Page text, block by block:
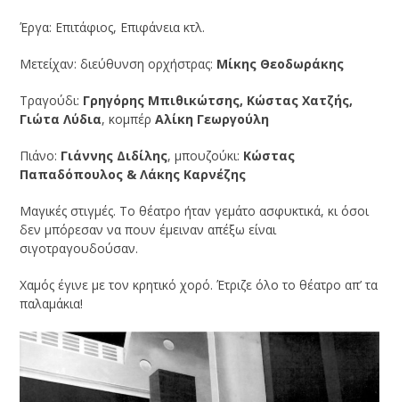
Έργα: Επιτάφιος, Επιφάνεια κτλ.
Μετείχαν: διεύθυνση ορχήστρας: Μίκης Θεοδωράκης
Τραγούδι: Γρηγόρης Μπιθικώτσης, Κώστας Χατζής,
Γιώτα Λύδια, κομπέρΑλίκη Γεωργούλη
Πιάνο: Γιάννης Διδίλης, μπουζούκι: Κώστας
Παπαδόπουλος & Λάκης Καρνέζης
Μαγικές στιγμές. Το θέατρο ήταν γεμάτο ασφυκτικά, κι όσοι
δεν μπόρεσαν να πουν έμειναν απέξω είναι
σιγοτραγουδούσαν.
Χαμός έγινε με τον κρητικό χορό. Έτριζε όλο το θέατρο απ’ τα
παλαμάκια!